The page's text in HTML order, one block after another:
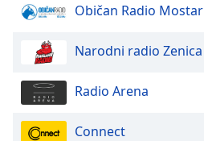
window.
Običan Radio Mostar
Narodni radio Zenica
Radio Arena
Connect